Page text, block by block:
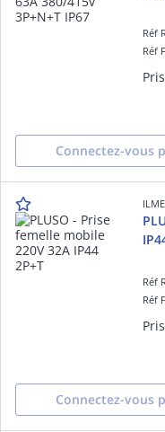
Réf
Réf
Connectez-vous
ILME
Réf
Réf
Connectez-vous